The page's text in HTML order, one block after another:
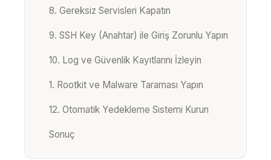
8. Gereksiz Servisleri Kapatın
9. SSH Key (Anahtar) ile Giriş Zorunlu Yapın
10. Log ve Güvenlik Kayıtlarını İzleyin
1. Rootkit ve Malware Taraması Yapın
12. Otomatik Yedekleme Sistemi Kurun
Sonuç